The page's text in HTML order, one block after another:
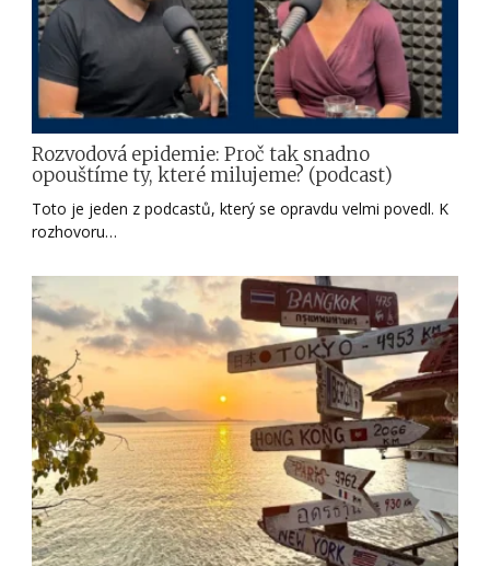
Rozvodová epidemie: Proč tak snadno
opouštíme ty, které milujeme? (podcast)
Toto je jeden z podcastů, který se opravdu velmi povedl. K
rozhovoru…